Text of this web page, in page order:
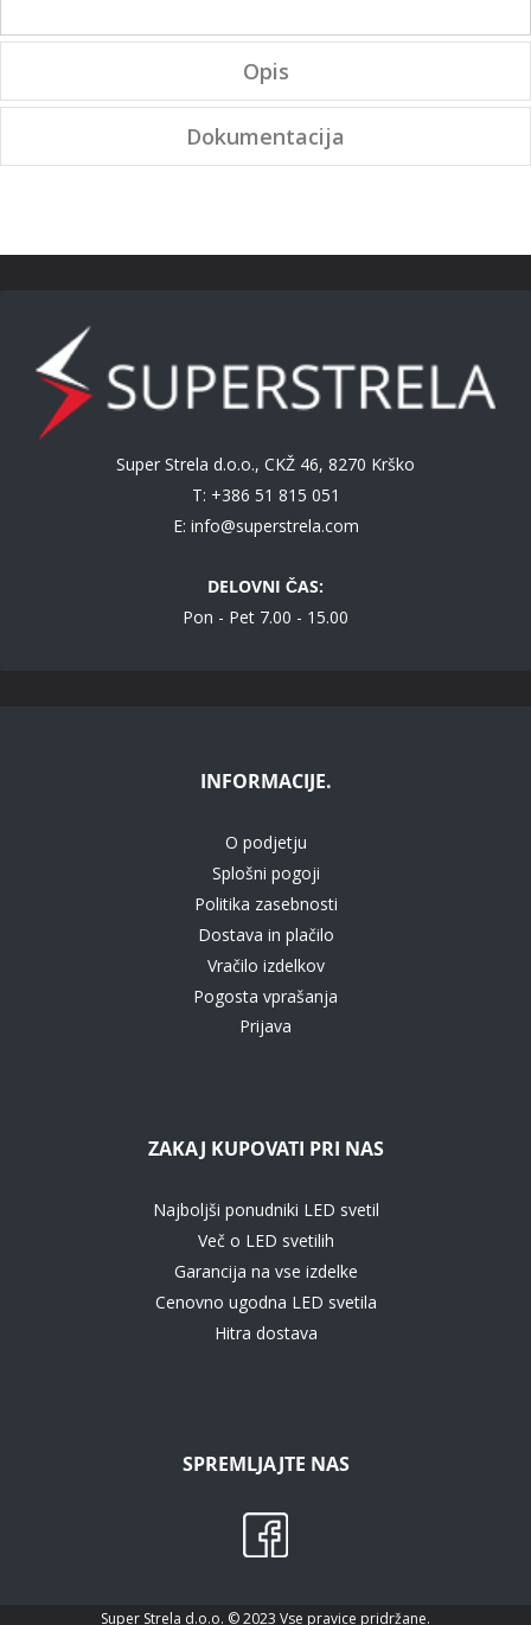
Opis
Dokumentacija
Super Strela d.o.o., CKŽ 46, 8270 Krško
T: +386 51 815 051
E: info@superstrela.com
DELOVNI ČAS:
Pon - Pet 7.00 - 15.00
INFORMACIJE.
O podjetju
Splošni pogoji
Politika zasebnosti
Dostava in plačilo
Vračilo izdelkov
Pogosta vprašanja
Prijava
ZAKAJ KUPOVATI PRI NAS
Najboljši ponudniki LED svetil
Več o LED svetilih
Garancija na vse izdelke
Cenovno ugodna LED svetila
Hitra dostava
SPREMLJAJTE NAS
Super Strela d.o.o. © 2023 Vse pravice pridržane.